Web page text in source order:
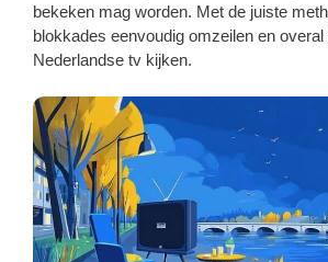
bekeken mag worden. Met de juiste
blokkades eenvoudig omzeilen en overal
Nederlandse tv kijken.